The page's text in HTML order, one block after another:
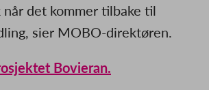
det kommer tilbake til
sier MOBO-direktøren.
Bovieran.